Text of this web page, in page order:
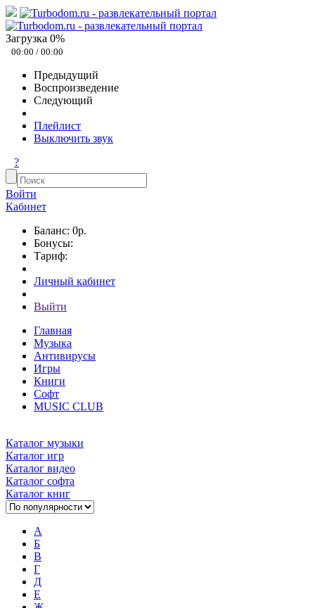
Загрузка 0%
00:00 / 00:00
Предыдущий
Воспроизведение
Следующий
Плейлист
Выключить звук
?
Войти
Кабинет
Баланс: 0р.
Бонусы:
Тариф:
Личный кабинет
Выйти
Главная
Музыка
Антивирусы
Игры
Книги
Софт
MUSIC CLUB
Каталог музыки
Каталог игр
Каталог видео
Каталог софта
Каталог книг
А
Б
В
Г
Д
Е